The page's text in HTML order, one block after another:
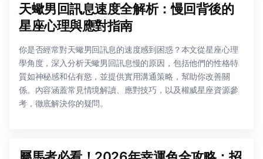
天蠍男回訊息速度全解析：慢回背後的
星座心理與應對指南
你是否經常對天蠍男回訊息的速度感到困惑？本文從星座心理
學角度，深入分析天蠍男回訊息慢的原因，包括他們的性格特
質如神秘感和佔有慾，並提供實用溝通策略，幫助你改善關
係。內容涵蓋常見情境解讀、應對技巧，以及權威星座資源參
考，徹底解決你的疑問。